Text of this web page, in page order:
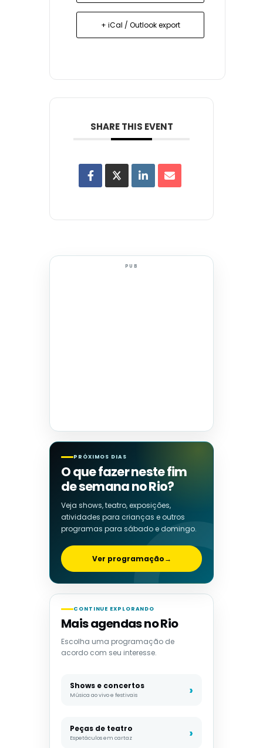
+ iCal / Outlook export
SHARE THIS EVENT
PUB
PRÓXIMOS DIAS
O que fazer neste fim
de semana no Rio?
Veja shows, teatro, exposições,
atividades para crianças e outros
programas para sábado e domingo.
Ver programação→
CONTINUE EXPLORANDO
Mais agendas no Rio
Escolha uma programação de
acordo com seu interesse.
Shows e concertos
Música ao vivo e festivais
Peças de teatro
Espetáculos em cartaz